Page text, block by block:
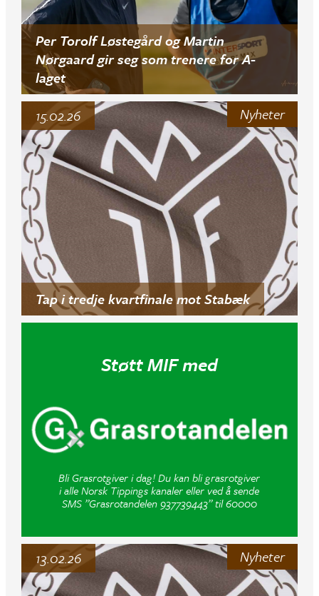
Per Torolf Løstegård og Martin
Nørgaard gir seg som trenere for A-
laget
Nyheter
Tap i tredje kvartfinale mot Stabæk
15.02.26
Støtt MIF med
Bli Grasrotgiver i dag! Du kan bli grasrotgiver
i alle Norsk Tippings kanaler eller ved å sende
SMS ”Grasrotandelen 937739443” til 60000
Nyheter
13.02.26